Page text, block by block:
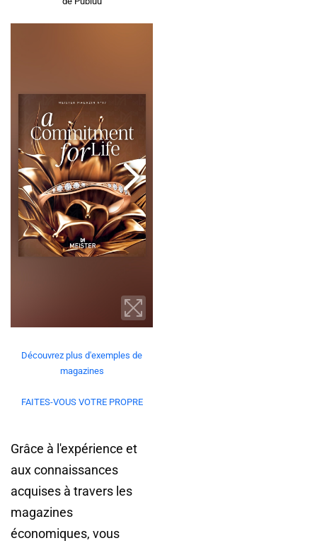
Découvrez plus d'exemples de
magazines
FAITES-VOUS VOTRE PROPRE
Grâce à l'expérience et
aux connaissances
acquises à travers les
magazines
économiques, vous